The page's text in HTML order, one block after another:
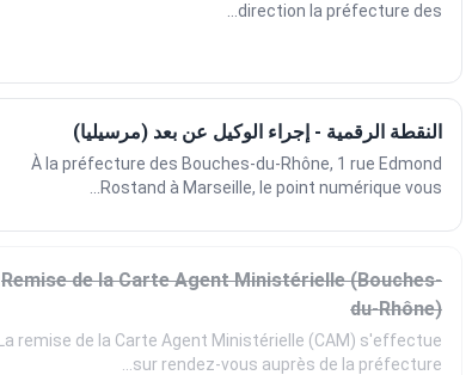
direction la préfecture des...
النقطة الرقمية - إجراء الوكيل عن بعد (مرسيليا)
À la préfecture des Bouches-du-Rhône, 1 rue Edmond
Rostand à Marseille, le point numérique vous...
Remise de la Carte Agent Ministérielle (Bouches-
du-Rhône)
La remise de la Carte Agent Ministérielle (CAM) s'effectue
sur rendez-vous auprès de la préfecture...